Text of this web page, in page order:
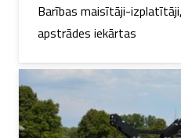
Barības maisītāji-
apstrādes iekārtas